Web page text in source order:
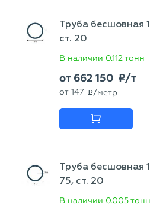
Труба бесшовная
ст. 20
В наличии 0.112 тонн
от 662 150 p/т
от 147 p /метр
Труба бесшовная
75, ст. 20
В наличии 0.005 тонн